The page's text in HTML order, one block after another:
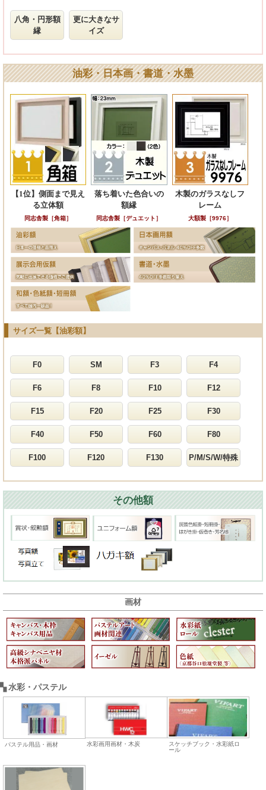
八角・円形額
縁
更に大きなサ
イズ
油彩・日本画・書道・水墨
【1位】側面まで見え
る立体額
同志舎製［角箱］
落ち着いた色合いの
額縁
同志舎製［デュエット］
木製のガラスなしフ
レーム
大額製［9976］
サイズ一覧【油彩額】
F0 SM F3 F4
F6 F8 F10 F12
F15 F20 F25 F30
F40 F50 F60 F80
F100 F120 F130 P/M/S/W/特殊
その他額
画材
▚ 水彩・パステル
パステル用品・画材 水彩画用画材・木炭
スケッチブック・水彩紙ロ
ール